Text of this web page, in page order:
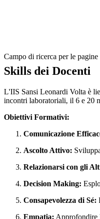
Campo di ricerca per le pagine
Skills dei Docenti
L'IIS Sansi Leonardi Volta è
incontri laboratoriali, il 6 e 20
Obiettivi Formativi:
Comunicazione
Ascolto Attivo:
Relazionarsi con gli
Decision Making:
Consapevolezza di Sé:
Empatia: Approfondire